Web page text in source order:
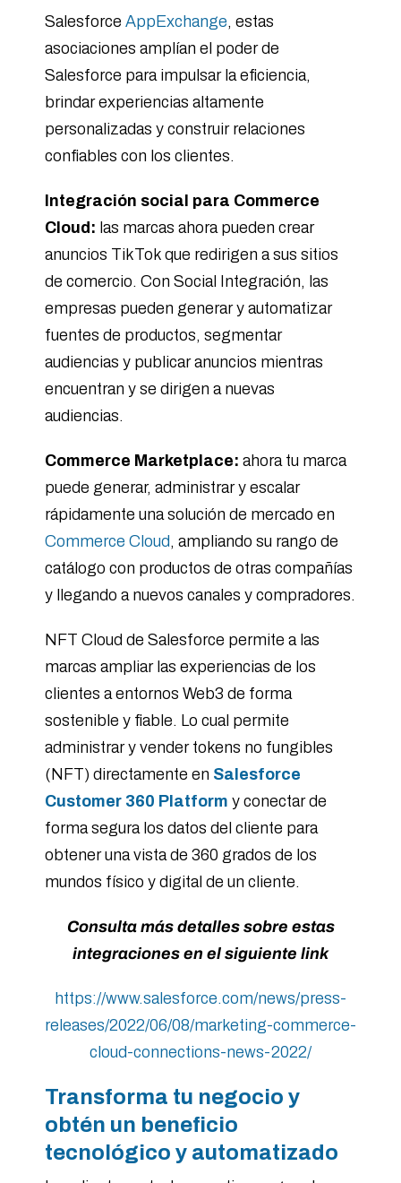
Salesforce AppExchange, estas
asociaciones amplían el poder de
Salesforce para impulsar la eficiencia,
brindar experiencias altamente
personalizadas y construir relaciones
confiables con los clientes.
Integración social para Commerce
Cloud: las marcas ahora pueden crear
anuncios TikTok que redirigen a sus sitios
de comercio. Con Social Integración, las
empresas pueden generar y automatizar
fuentes de productos, segmentar
audiencias y publicar anuncios mientras
encuentran y se dirigen a nuevas
audiencias.
Commerce Marketplace: ahora tu marca
puede generar, administrar y escalar
rápidamente una solución de mercado en
Commerce Cloud, ampliando su rango de
catálogo con productos de otras compañías
y llegando a nuevos canales y compradores.
NFT Cloud de Salesforce permite a las
marcas ampliar las experiencias de los
clientes a entornos Web3 de forma
sostenible y fiable. Lo cual permite
administrar y vender tokens no fungibles
(NFT) directamente en Salesforce
Customer 360 Platform y conectar de
forma segura los datos del cliente para
obtener una vista de 360 grados de los
mundos físico y digital de un cliente.
Consulta más detalles sobre estas
integraciones en el siguiente link
https://www.salesforce.com/news/press-
releases/2022/06/08/marketing-commerce-
cloud-connections-news-2022/
Transforma tu negocio y
obtén un beneficio
tecnológico y automatizado